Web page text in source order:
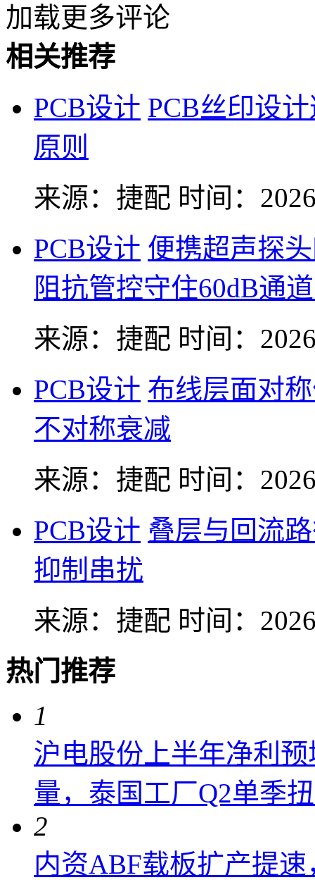
加载更多评论
相关推荐
PCB设计 PCB丝印设
原则
来源：捷配 时间：
PCB设计 便携超声探
阻抗管控守住60dB通
来源：捷配 时间：
PCB设计 布线层面对
不对称衰减
来源：捷配 时间：
PCB设计 叠层与回流
抑制串扰
来源：捷配 时间：
热门推荐
1
沪电股份上半年净利
量，泰国工厂Q2单季
2
内资ABF载板扩产提